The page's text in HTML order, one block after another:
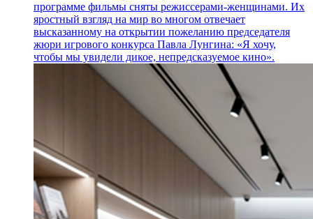
программе фильмы сняты режиссерами-женщинами. Их
яростный взгляд на мир во многом отвечает
высказанному на открытии пожеланию председателя
жюри игрового конкурса Павла Лунгина: «Я хочу,
чтобы мы увидели дикое, непредсказуемое кино».